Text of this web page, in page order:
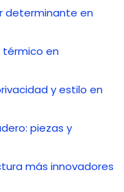
determinante en
en
y estilo en
piezas y
más innovadores